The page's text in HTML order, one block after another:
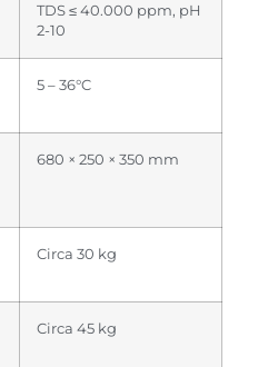
TDS ≤ 40.000 ppm, pH
2-10
5 – 36°C
680 × 250 × 350 mm
Circa 30 kg
Circa 45 kg